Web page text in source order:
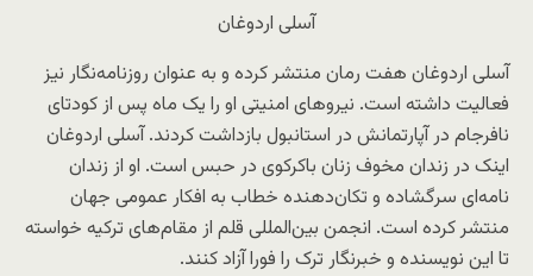
آسلی اردوغان
آسلی اردوغان هفت رمان منتشر کرده و به عنوان روزنامه‌نگار نیز
فعالیت داشته است. نیروهای امنیتی او را یک ماه پس از کودتای
نافرجام در آپارتمانش در استانبول بازداشت کردند. آسلی اردوغان
اینک در زندان مخوف زنان باکرکوی در حبس است. او از زندان
نامه‌ای سرگشاده و تکان‌دهنده خطاب به افکار عمومی جهان
منتشر کرده است. انجمن بین‌المللی قلم از مقام‌های ترکیه خواسته
تا این نویسنده و خبرنگار ترک را فورا آزاد کنند.